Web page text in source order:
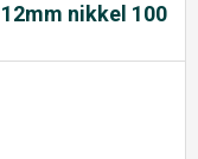
nikkel 100